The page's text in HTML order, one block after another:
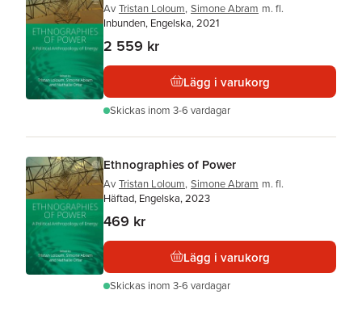
Av Tristan Loloum, Simone Abram m. fl.
Inbunden, Engelska, 2021
2 559 kr
Lägg i varukorg
Skickas inom 3-6 vardagar
Ethnographies of Power
Av Tristan Loloum, Simone Abram m. fl.
Häftad, Engelska, 2023
469 kr
Lägg i varukorg
Skickas inom 3-6 vardagar